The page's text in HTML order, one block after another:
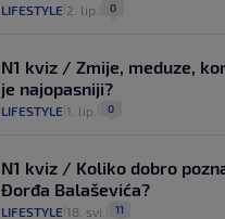
LIFESTYLE 2. lip. 0
N1 kviz / Zmije, meduze,
je najopasniji?
LIFESTYLE 1. lip. 0
N1 kviz / Koliko dobro
Đorđa Balaševića?
LIFESTYLE 18. svi. 11